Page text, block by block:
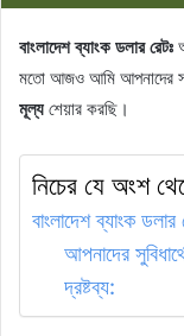
বাংলাদেশ ব্যাংক ডলার রেটঃ
মতো আজও আমি আপনাদের
মূল্যশেয়ার করছি।
নিচের যে অংশ
বাংলাদেশ ব্যাংক ডলার
আপনাদের
দ্রষ্টব্য: